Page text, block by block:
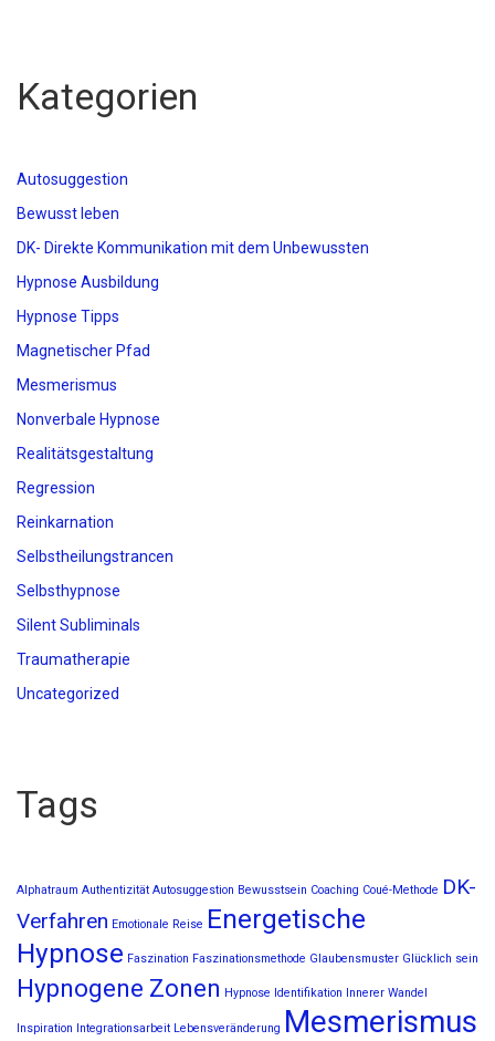
Kategorien
Autosuggestion
Bewusst leben
DK- Direkte Kommunikation mit dem Unbewussten
Hypnose Ausbildung
Hypnose Tipps
Magnetischer Pfad
Mesmerismus
Nonverbale Hypnose
Realitätsgestaltung
Regression
Reinkarnation
Selbstheilungstrancen
Selbsthypnose
Silent Subliminals
Traumatherapie
Uncategorized
Tags
Alphatraum Authentizität Autosuggestion Bewusstsein Coaching Coué-Methode DK-
Verfahren Emotionale Reise Energetische
Hypnose Faszination Faszinationsmethode Glaubensmuster Glücklich sein
Hypnogene Zonen Hypnose Identifikation Innerer Wandel
Inspiration Integrationsarbeit Lebensveränderung Mesmerismus